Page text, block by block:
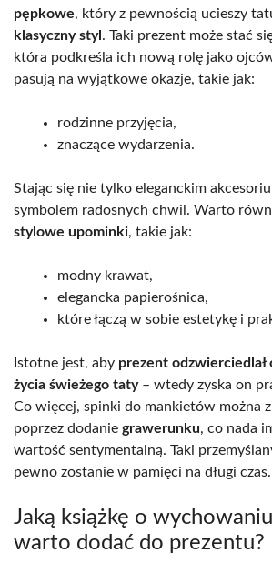
pępkowe, który z pewnością ucieszy
klasyczny styl . Taki prezent może stać
która podkreśla ich nową rolę jako
pasują na wyjątkowe okazje, takie jak:
rodzinne przyjęcia,
znaczące wydarzenia.
Stając się nie tylko eleganckim
symbolem radosnych chwil. Warto
stylowe upominki, takie jak:
modny krawat,
elegancka papierośnica,
które łączą w sobie estetykę i
Istotne jest, aby prezent odzwierciedlał
życia świeżego taty– wtedy zyska on
Co więcej, spinki do mankietów można
poprzez dodanie grawerunku, co nada
wartość sentymentalną. Taki
pewno zostanie w pamięci na długi czas.
Jaką książkę o
warto dodać do prezentu?